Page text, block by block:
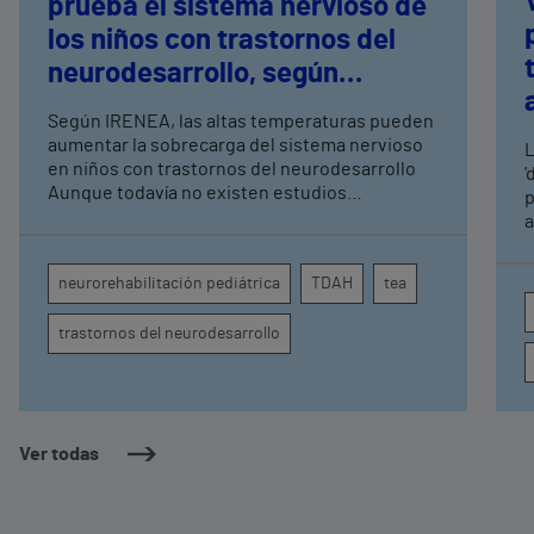
Ver todas
prueba el sistema nervioso de
los niños con trastornos del
neurodesarrollo, según
neurorrehabilitación
pediátrica de Vithas
Según IRENEA, las altas temperaturas pueden
aumentar la sobrecarga del sistema nervioso
en niños con trastornos del neurodesarrollo
Aunque todavía no existen estudios
atención, la regulación emocional y la
conducta
neurorehabilitación pediátrica TDAH tea
trastornos del neurodesarrollo